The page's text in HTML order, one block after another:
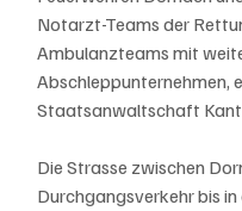
Notarzt-Teams der
Ambulanzteams mit
Abschleppunternehmen,
Staatsanwaltschaft
Die Strasse zwischen
Durchgangsverkehr bis